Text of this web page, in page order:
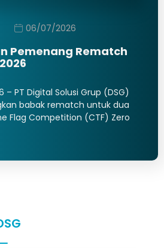
06/07/2026
Pemenang Rematch
– PT Digital Solusi Grup (DSG)
babak rematch untuk dua
Flag Competition (CTF) Zero